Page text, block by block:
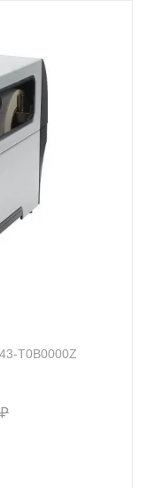
T0B0000Z